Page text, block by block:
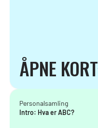
ÅPNE KORT
Personalsamling
Intro: Hva er ABC?